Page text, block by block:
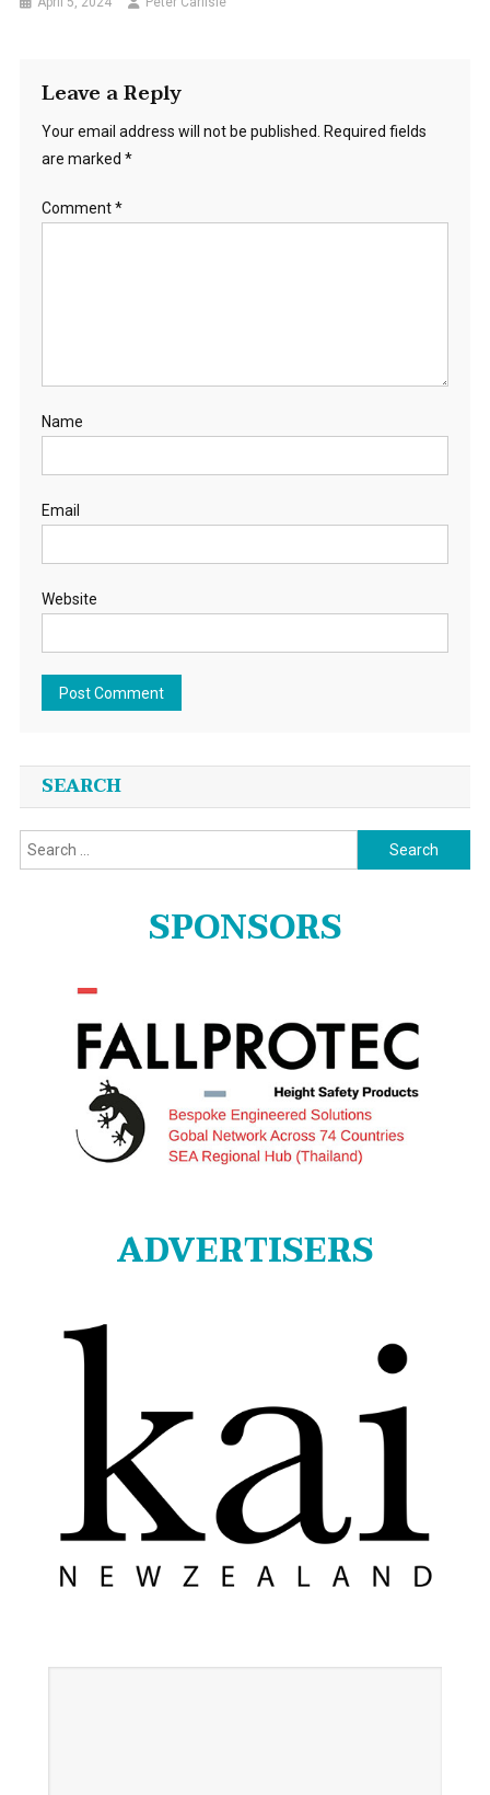
Leave a Reply
Your email address will not be published. Required fields
are marked *
Comment*
Name
Email
Website
SEARCH
Search
for:
SPONSORS
ADVERTISERS